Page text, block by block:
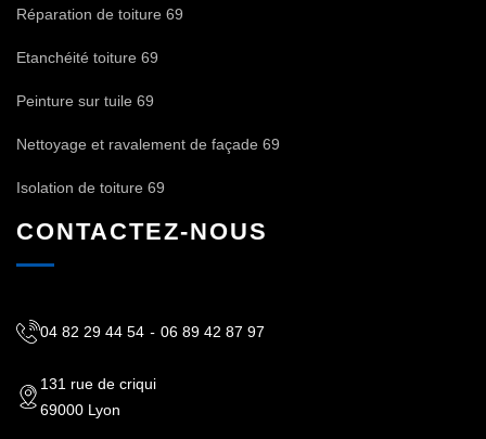
Réparation de toiture 69
Etanchéité toiture 69
Peinture sur tuile 69
Nettoyage et ravalement de façade 69
Isolation de toiture 69
CONTACTEZ-NOUS
04 82 29 44 54 - 06 89 42 87 97
131 rue de criqui
69000 Lyon